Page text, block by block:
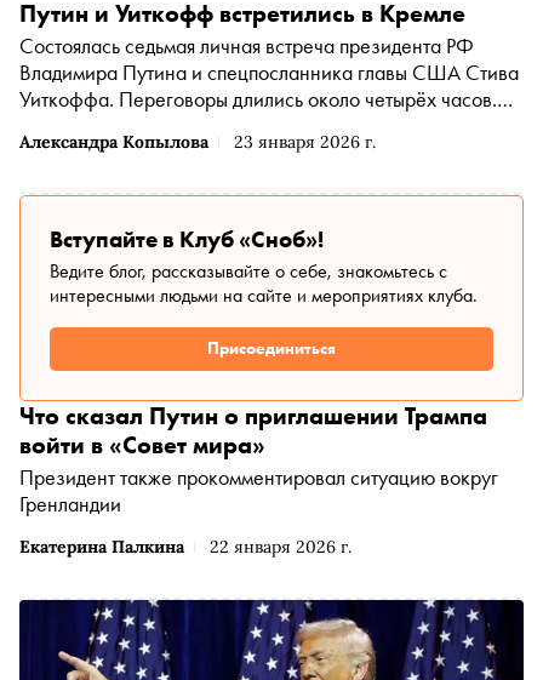
Александра Копылова 23 января 2026 г.
Путин и Уиткофф встретились в Кремле
Состоялась седьмая личная встреча президента РФ
Владимира Путина и спецпосланника главы США Стива
Уиткоффа. Переговоры длились около четырёх часов.
мира» и развитие двухсторонних отношений
Вступайте в Клуб «Сноб»!
Ведите блог, рассказывайте о себе, знакомьтесь с
интересными людьми на сайте и мероприятиях клуба.
Присоединиться
Екатерина Палкина 22 января 2026 г.
Что сказал Путин о приглашении Трампа
войти в «Совет мира»
Президент также прокомментировал ситуацию вокруг
Гренландии